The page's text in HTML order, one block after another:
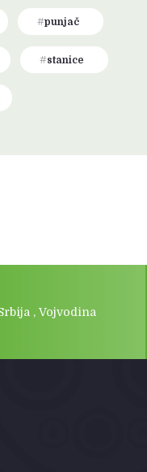
punjač
stanice
, Vojvodina